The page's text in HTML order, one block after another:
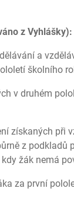
z Vyhlášky):
a
školního
v druhém
získaných při
z podkladů
žák nemá
za první